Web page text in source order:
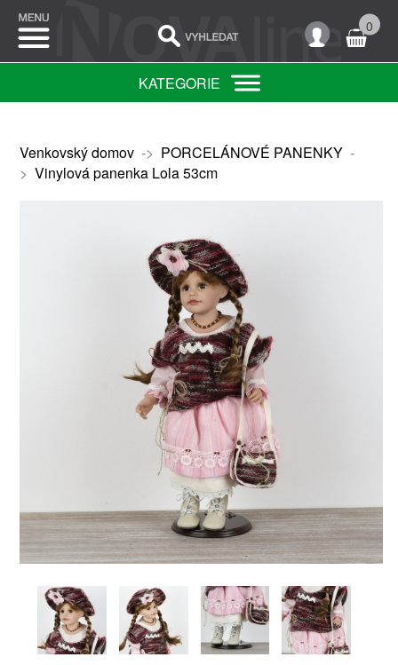
0
KATEGORIE
Venkovský domov-> PORCELÁNOVÉ PANENKY-
> Vinylová panenka Lola 53cm